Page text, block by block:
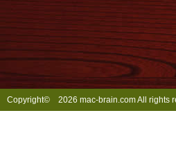
Copyright© 2026 mac-brain.com All rights